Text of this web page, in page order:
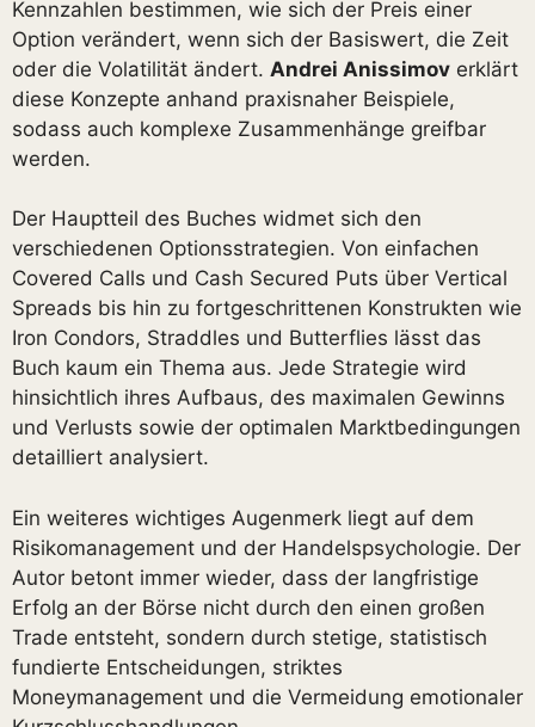
Kennzahlen bestimmen, wie sich der Preis einer
Option verändert, wenn sich der Basiswert, die Zeit
oder die Volatilität ändert. Andrei Anissimov erklärt
diese Konzepte anhand praxisnaher Beispiele,
sodass auch komplexe Zusammenhänge greifbar
werden.
Der Hauptteil des Buches widmet sich den
verschiedenen Optionsstrategien. Von einfachen
Covered Calls und Cash Secured Puts über Vertical
Spreads bis hin zu fortgeschrittenen Konstrukten wie
Iron Condors, Straddles und Butterflies lässt das
Buch kaum ein Thema aus. Jede Strategie wird
hinsichtlich ihres Aufbaus, des maximalen Gewinns
und Verlusts sowie der optimalen Marktbedingungen
detailliert analysiert.
Ein weiteres wichtiges Augenmerk liegt auf dem
Risikomanagement und der Handelspsychologie. Der
Autor betont immer wieder, dass der langfristige
Erfolg an der Börse nicht durch den einen großen
Trade entsteht, sondern durch stetige, statistisch
fundierte Entscheidungen, striktes
Moneymanagement und die Vermeidung emotionaler